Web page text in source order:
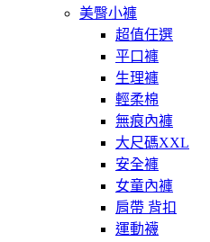
美臀小褲
超值任選
平口褲
生理褲
輕柔棉
無痕內褲
大尺碼XXL
安全褲
女童內褲
肩帶 背扣
運動襪